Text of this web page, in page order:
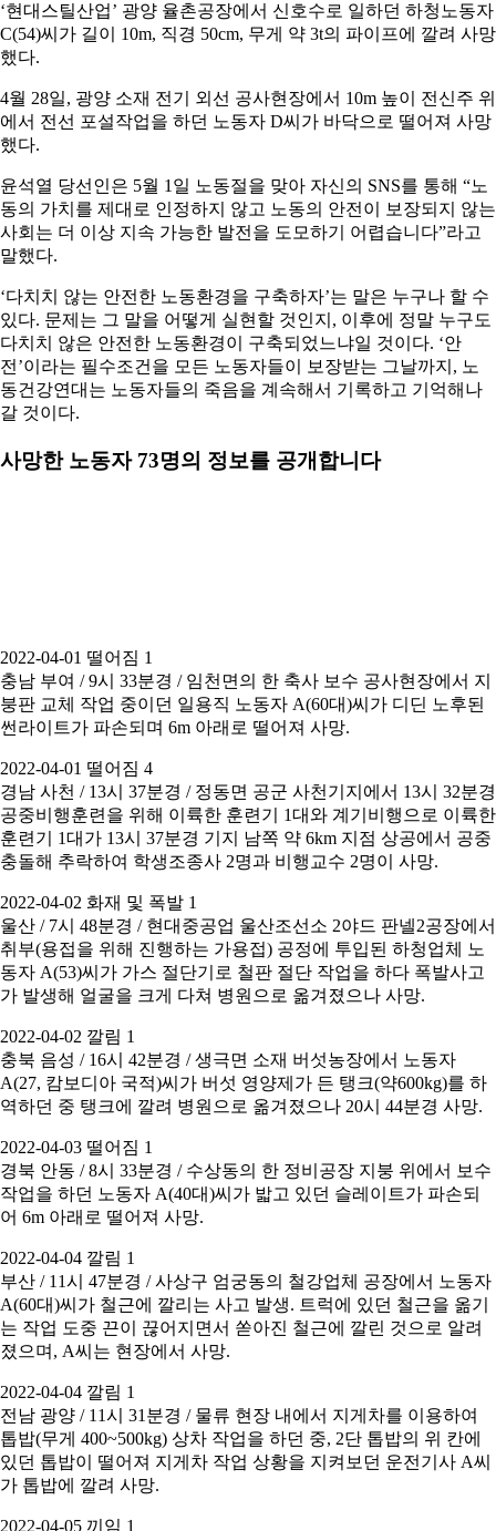
‘현대스틸산업’ 광양 율촌공장에서 신호수로 일하던 하청노동자
C(54)씨가 길이 10m, 직경 50cm, 무게 약 3t의 파이프에 깔려 사망
했다.
4월 28일, 광양 소재 전기 외선 공사현장에서 10m 높이 전신주 위
에서 전선 포설작업을 하던 노동자 D씨가 바닥으로 떨어져 사망
했다.
윤석열 당선인은 5월 1일 노동절을 맞아 자신의 SNS를 통해 “노
동의 가치를 제대로 인정하지 않고 노동의 안전이 보장되지 않는
사회는 더 이상 지속 가능한 발전을 도모하기 어렵습니다”라고
말했다.
‘다치치 않는 안전한 노동환경을 구축하자’는 말은 누구나 할 수
있다. 문제는 그 말을 어떻게 실현할 것인지, 이후에 정말 누구도
다치치 않은 안전한 노동환경이 구축되었느냐일 것이다. ‘안
전’이라는 필수조건을 모든 노동자들이 보장받는 그날까지, 노
동건강연대는 노동자들의 죽음을 계속해서 기록하고 기억해나
갈 것이다.
사망한 노동자 73명의 정보를 공개합니다
2022-04-01 떨어짐 1
충남 부여 / 9시 33분경 / 임천면의 한 축사 보수 공사현장에서 지
붕판 교체 작업 중이던 일용직 노동자 A(60대)씨가 디딘 노후된
썬라이트가 파손되며 6m 아래로 떨어져 사망.
2022-04-01 떨어짐 4
경남 사천 / 13시 37분경 / 정동면 공군 사천기지에서 13시 32분경
공중비행훈련을 위해 이륙한 훈련기 1대와 계기비행으로 이륙한
훈련기 1대가 13시 37분경 기지 남쪽 약 6km 지점 상공에서 공중
충돌해 추락하여 학생조종사 2명과 비행교수 2명이 사망.
2022-04-02 화재 및 폭발 1
울산 / 7시 48분경 / 현대중공업 울산조선소 2야드 판넬2공장에서
취부(용접을 위해 진행하는 가용접) 공정에 투입된 하청업체 노
동자 A(53)씨가 가스 절단기로 철판 절단 작업을 하다 폭발사고
가 발생해 얼굴을 크게 다쳐 병원으로 옮겨졌으나 사망.
2022-04-02 깔림 1
충북 음성 / 16시 42분경 / 생극면 소재 버섯농장에서 노동자
A(27, 캄보디아 국적)씨가 버섯 영양제가 든 탱크(약600kg)를 하
역하던 중 탱크에 깔려 병원으로 옮겨졌으나 20시 44분경 사망.
2022-04-03 떨어짐 1
경북 안동 / 8시 33분경 / 수상동의 한 정비공장 지붕 위에서 보수
작업을 하던 노동자 A(40대)씨가 밟고 있던 슬레이트가 파손되
어 6m 아래로 떨어져 사망.
2022-04-04 깔림 1
부산 / 11시 47분경 / 사상구 엄궁동의 철강업체 공장에서 노동자
A(60대)씨가 철근에 깔리는 사고 발생. 트럭에 있던 철근을 옮기
는 작업 도중 끈이 끊어지면서 쏟아진 철근에 깔린 것으로 알려
졌으며, A씨는 현장에서 사망.
2022-04-04 깔림 1
전남 광양 / 11시 31분경 / 물류 현장 내에서 지게차를 이용하여
톱밥(무게 400~500kg) 상차 작업을 하던 중, 2단 톱밥의 위 칸에
있던 톱밥이 떨어져 지게차 작업 상황을 지켜보던 운전기사 A씨
가 톱밥에 깔려 사망.
2022-04-05 끼임 1